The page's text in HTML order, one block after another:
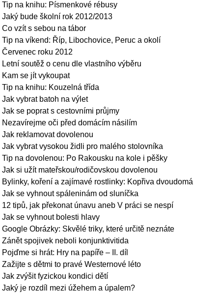
Tip na knihu: Písmenkové rébusy
Jaký bude školní rok 2012/2013
Co vzít s sebou na tábor
Tip na víkend: Říp, Libochovice, Peruc a okolí
Červenec roku 2012
Letní soutěž o cenu dle vlastního výběru
Kam se jít vykoupat
Tip na knihu: Kouzelná třída
Jak vybrat batoh na výlet
Jak se poprat s cestovními průjmy
Nezavírejme oči před domácím násilím
Jak reklamovat dovolenou
Jak vybrat vysokou židli pro malého stolovníka
Tip na dovolenou: Po Rakousku na kole i pěšky
Jak si užít mateřskou/rodičovskou dovolenou
Bylinky, koření a zajímavé rostlinky: Kopřiva dvoudomá
Jak se vyhnout spáleninám od sluníčka
12 tipů, jak překonat únavu aneb V práci se nespí
Jak se vyhnout bolesti hlavy
Google Obrázky: Skvělé triky, které určitě neznáte
Zánět spojivek neboli konjunktivitida
Pojďme si hrát: Hry na papíře – II. díl
Zažijte s dětmi to pravé Westernové léto
Jak zvýšit fyzickou kondici dětí
Jaký je rozdíl mezi úžehem a úpalem?